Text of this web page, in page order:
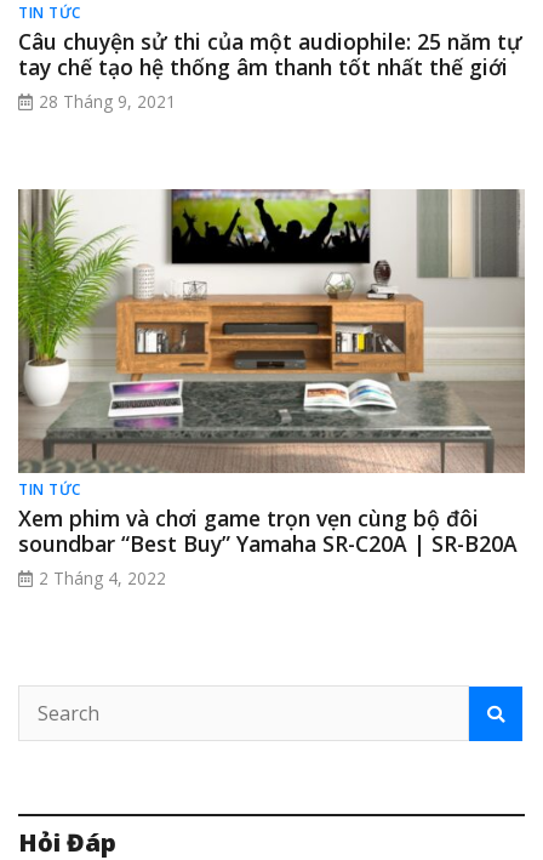
TIN TỨC
Câu chuyện sử thi của một audiophile: 25 năm tự
tay chế tạo hệ thống âm thanh tốt nhất thế giới
28 Tháng 9, 2021
TIN TỨC
Xem phim và chơi game trọn vẹn cùng bộ đôi
soundbar “Best Buy” Yamaha SR-C20A | SR-B20A
2 Tháng 4, 2022
Hỏi Đáp